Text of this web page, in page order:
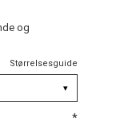
og
Størrelsesguide
▾
*